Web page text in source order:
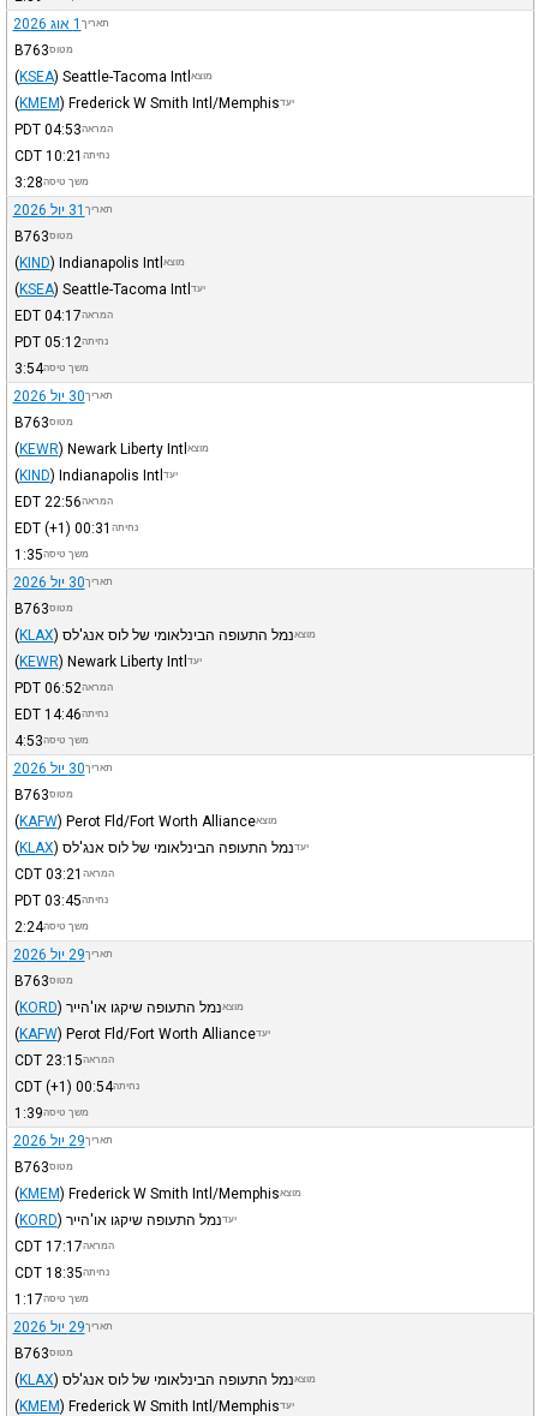
תאריך 1 אוג 2026
מטוסB763
מוצא Seattle-Tacoma Intl
(KSEA)
יעדFrederick W Smith Intl/Memphis
(KMEM)
המראה04:53
PDT
נחיתה 10:21
CDT
משך טיסה3:28
תאריך 31 יול 2026
מטוסB763
מוצא Indianapolis Intl
(KIND)
יעד Seattle-Tacoma Intl
(KSEA)
המראה04:17
EDT
נחיתה05:12
PDT
משך טיסה3:54
תאריך30 יול 2026
מטוסB763
מוצא Newark Liberty Intl
(KEWR)
יעד Indianapolis Intl
(KIND)
המראה22:56
EDT
נחיתה 00:31
EDT(+1)
משך טיסה1:35
תאריך30 יול 2026
מטוסB763
מוצאנמל התעופה הבינלאומי של לוס אנג'לס (KLAX)
יעד Newark Liberty Intl
(KEWR)
המראה06:52
PDT
נחיתה14:46
EDT
משך טיסה4:53
תאריך30 יול 2026
מטוסB763
מוצאPerot Fld/Fort Worth Alliance
(KAFW)
יעדנמל התעופה הבינלאומי של לוס אנג'לס (KLAX)
המראה 03:21
CDT
נחיתה03:45
PDT
משך טיסה2:24
תאריך29 יול 2026
מטוסB763
מוצאנמל התעופה שיקגו או'הייר (KORD)
יעדPerot Fld/Fort Worth Alliance
(KAFW)
המראה23:15
CDT
נחיתה00:54
CDT(+1)
משך טיסה1:39
תאריך29 יול 2026
מטוסB763
מוצאFrederick W Smith Intl/Memphis
(KMEM)
יעדנמל התעופה שיקגו או'הייר (KORD)
המראה17:17
CDT
נחיתה18:35
CDT
משך טיסה1:17
תאריך29 יול 2026
מטוסB763
מוצאנמל התעופה הבינלאומי של לוס אנג'לס (KLAX)
יעדFrederick W Smith Intl/Memphis
(KMEM)